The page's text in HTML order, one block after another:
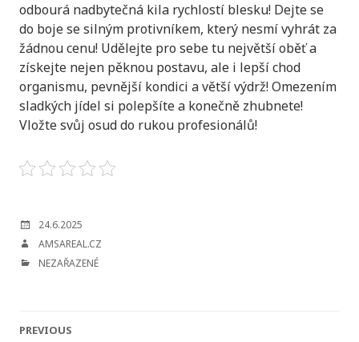
odbourá nadbytečná kila rychlostí blesku! Dejte se
do boje se silným protivníkem, který nesmí vyhrát za
žádnou cenu! Udělejte pro sebe tu největší oběť a
získejte nejen pěknou postavu, ale i lepší chod
organismu, pevnější kondici a větší výdrž! Omezením
sladkých jídel si polepšíte a konečně zhubnete!
Vložte svůj osud do rukou profesionálů!
POSTED
24.6.2025
AUTHOR
AMSAREAL.CZ
CATEGORIES
NEZAŘAZENÉ
Post
PREVIOUS